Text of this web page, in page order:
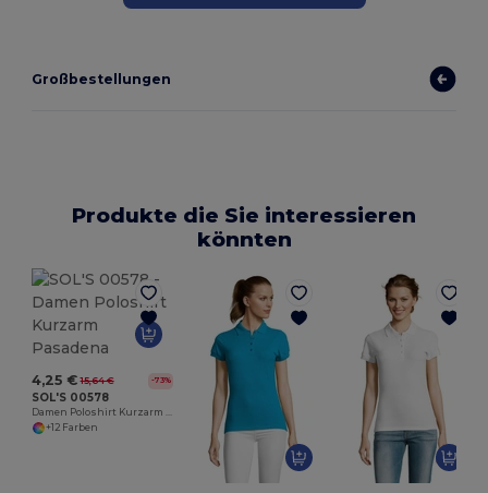
Großbestellungen
Produkte die Sie interessieren
könnten
4,25 € 15,64 € -73%
SOL'S 00578
+12 Farben